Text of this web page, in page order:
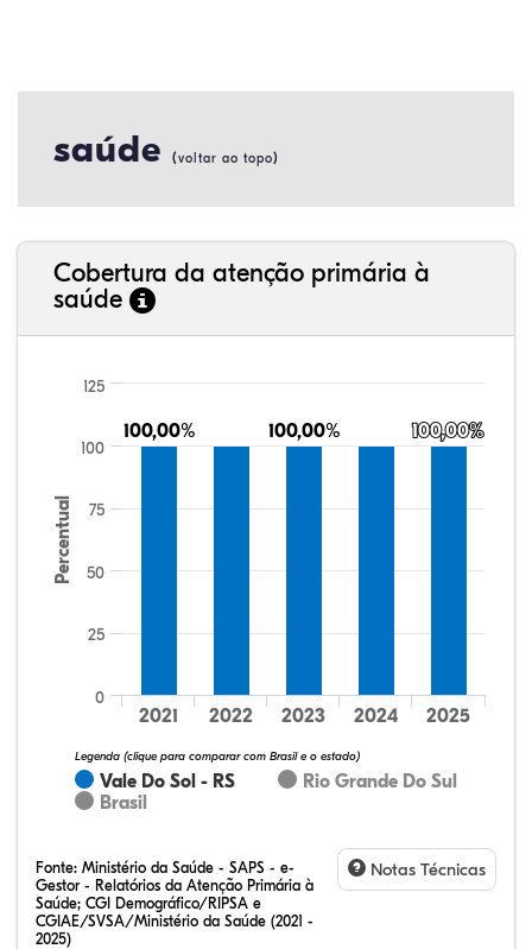
saúde (voltar ao topo)
Cobertura da atenção primária à
saúde
Percentual
100,00%
100,00% 100,00%
100,00% 100,00%
100,00%
Vale Do Sol - RS
Rio Grande Do Sul
Brasil
Legenda (clique para comparar com Brasil e o estado)
2021 2022 2023 2024 2025
0
25
50
75
100
125
Fonte: Ministério da Saúde - SAPS - e-
Gestor - Relatórios da Atenção Primária à
Saúde; CGI Demográfico/RIPSA e
CGIAE/SVSA/Ministério da Saúde (2021 -
2025)
Notas Técnicas